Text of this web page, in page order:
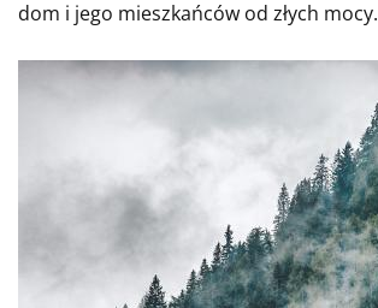
dom i jego mieszkańców od złych mocy.